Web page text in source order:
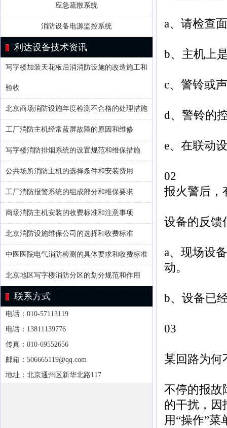
应急疏散系统
消防设备电源监控系统
利达设备技术资讯
写字楼加装天花板后消消防设施的改造施工和
验收
北京商场消防设施年度检测不合格的处理措施
工厂消防主机经常蓝屏故障的原因和维修
写字楼消防排烟系统的设置规范和维保措施
公共场所消防主机的选择条件和安装费用
工厂消防报警系统的组成部分和维保要求
商场消防主机安装的收费标准和注意事项
北京消防设施维保公司的选择和收费标准
中医医院电气消防检测的具体要求和收费标准
北京地区写字楼消防分区的划分规范和作用
联系方式
电话：010-57113119
电话：13811139776
传真：010-69552656
邮箱：506665119@qq.com
地址：北京通州区新华北路117
a、请检查
b、主机上
c、警铃或
d、警铃的
e、在联动
02
报火警后，
设备的反馈
a、现场设
动。
b、设备已
03
某回路为何
不停的报故
的干扰，因
用“操作”